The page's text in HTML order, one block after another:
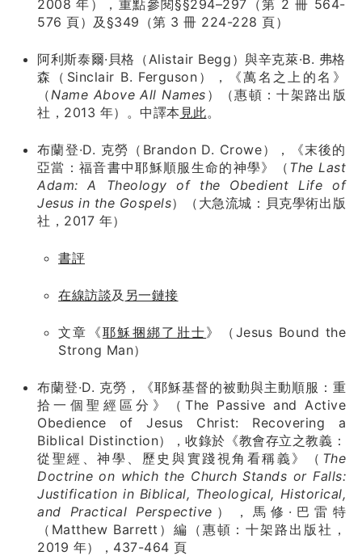
2008 年），重點參閱§§294–297（第 2 冊 564-
576 頁）及§349（第 3 冊 224-228 頁）
阿利斯泰爾·貝格（Alistair Begg）與辛克萊·B. 弗格
森（Sinclair B. Ferguson），《萬名之上的名》
（ Name Above All Names ）（惠頓：十架路出版
社，2013 年）。中譯本 見此。
布蘭登·D. 克勞（Brandon D. Crowe），《末後的
亞當：福音書中耶穌順服生命的神學》（ The Last
Adam: A Theology of the Obedient Life of
Jesus in the Gospels）（大急流城：貝克學術出版
社，2017 年）
書評
在線訪談及 另一鏈接
文章《耶穌捆綁了壯士》（Jesus Bound the
Strong Man）
布蘭登·D. 克勞，《耶穌基督的被動與主動順服：重
拾一個聖經區分》（The Passive and Active
Obedience of Jesus Christ: Recovering a
Biblical Distinction），收錄於《教會存立之教義：
從聖經、神學、歷史與實踐視角看稱義》（ The
Doctrine on which the Church Stands or Falls:
Justification in Biblical, Theological, Historical,
and Practical Perspective ），馬修·巴雷特
（Matthew Barrett）編（惠頓：十架路出版社，
2019 年），437-464 頁